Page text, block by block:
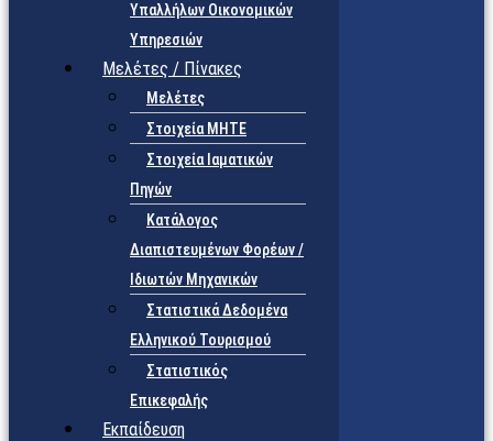
Υπαλλήλων Οικονομικών
Υπηρεσιών
Μελέτες / Πίνακες
Μελέτες
Στοιχεία ΜΗΤΕ
Στοιχεία Ιαματικών
Πηγών
Κατάλογος
Διαπιστευμένων Φορέων /
Ιδιωτών Μηχανικών
Στατιστικά Δεδομένα
Ελληνικού Τουρισμού
Στατιστικός
Επικεφαλής
Εκπαίδευση